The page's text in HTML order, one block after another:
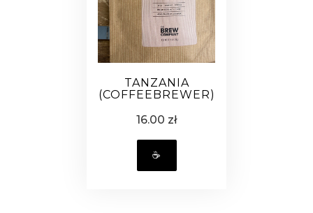
TANZANIA
(COFFEEBREWER)
16.00 zł
☕️